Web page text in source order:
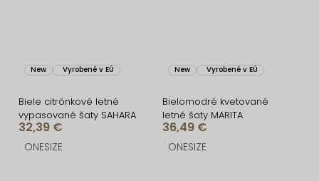
New Vyrobené v EÚ
Biele citrónkové letné
vypasované šaty SAHARA
32,39 €
ONESIZE
New Vyrobené v EÚ
Bielomodré kvetované
letné šaty MARITA
36,49 €
ONESIZE